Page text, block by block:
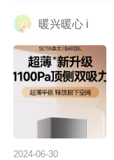
暖兴暖心 i
2024-06-30